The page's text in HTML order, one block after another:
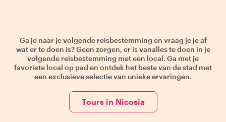
Ga je naar je volgende reisbestemming en vraag je je af
wat er te doen is? Geen zorgen, er is vanalles te doen in je
volgende reisbestemming met een local. Ga met je
favoriete local op pad en ontdek het beste van de stad met
een exclusieve selectie van unieke ervaringen.
Tours in Nicosia